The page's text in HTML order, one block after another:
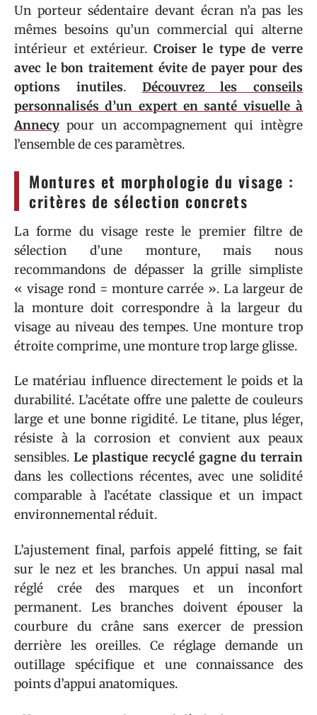
Un porteur sédentaire devant écran n’a pas les
mêmes besoins qu’un commercial qui alterne
intérieur et extérieur. Croiser le type de verre
avec le bon traitement évite de payer pour des
options inutiles. Découvrez les conseils
personnalisés d’un expert en santé visuelle à
Annecy pour un accompagnement qui intègre
l’ensemble de ces paramètres.
Montures et morphologie du visage :
critères de sélection concrets
La forme du visage reste le premier filtre de
sélection d’une monture, mais nous
recommandons de dépasser la grille simpliste
« visage rond = monture carrée ». La largeur de
la monture doit correspondre à la largeur du
visage au niveau des tempes. Une monture trop
étroite comprime, une monture trop large glisse.
Le matériau influence directement le poids et la
durabilité. L’acétate offre une palette de couleurs
large et une bonne rigidité. Le titane, plus léger,
résiste à la corrosion et convient aux peaux
sensibles. Le plastique recyclé gagne du terrain
dans les collections récentes, avec une solidité
comparable à l’acétate classique et un impact
environnemental réduit.
L’ajustement final, parfois appelé fitting, se fait
sur le nez et les branches. Un appui nasal mal
réglé crée des marques et un inconfort
permanent. Les branches doivent épouser la
courbure du crâne sans exercer de pression
derrière les oreilles. Ce réglage demande un
outillage spécifique et une connaissance des
points d’appui anatomiques.